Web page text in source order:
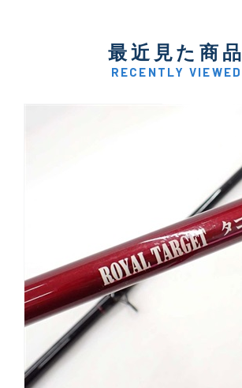
最近見た商品
RECENTLY VIEWED